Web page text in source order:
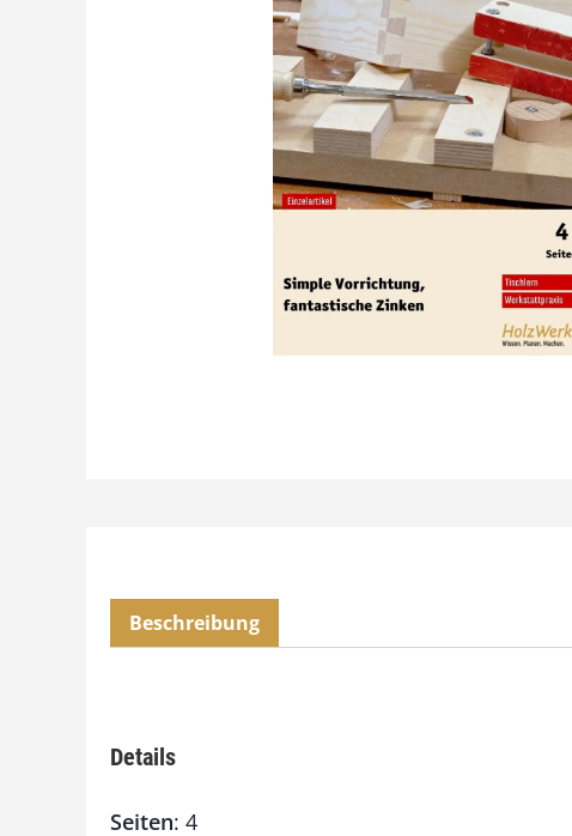
Beschreibung
Details
Seiten: 4